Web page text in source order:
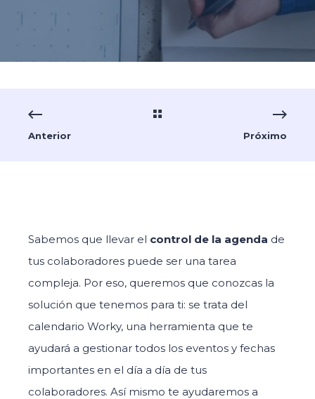
Anterior Próximo
Sabemos que llevar el control de la agenda de
tus colaboradores puede ser una tarea
compleja. Por eso, queremos que conozcas la
solución que tenemos para ti: se trata del
calendario Worky, una herramienta que te
ayudará a gestionar todos los eventos y fechas
importantes en el día a día de tus
colaboradores. Así mismo te ayudaremos a